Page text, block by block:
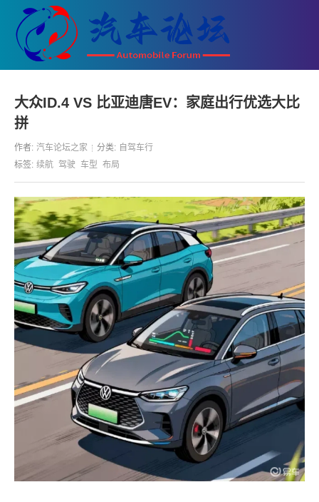
大众ID.4 VS 比亚迪唐EV：家庭出行优选大比
拼
作者: 汽车论坛之家 分类: 自驾车行
标签: 续航 驾驶 车型 布局